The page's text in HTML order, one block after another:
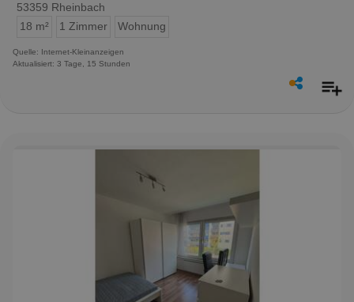
53359 Rheinbach
18 m²
1 Zimmer Wohnung
Quelle: Internet-Kleinanzeigen
Aktualisiert: 3 Tage, 15 Stunden